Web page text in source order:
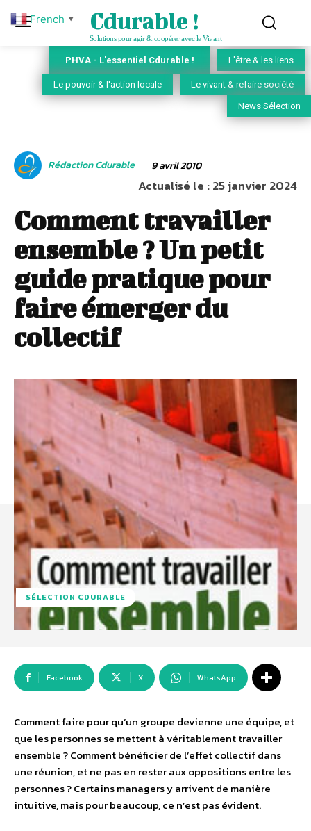
Cdurable !
Solutions pour agir & coopérer avec le Vivant
PHVA - L'essentiel Cdurable ! L'être & les liens
Le pouvoir & l'action locale Le vivant & refaire société
News Sélection
Rédaction Cdurable 9 avril 2010
Actualisé le :25 janvier 2024
Comment travailler
ensemble ? Un petit
guide pratique pour
faire émerger du
collectif
SÉLECTION CDURABLE
Facebook X WhatsApp
Comment faire pour qu’un groupe devienne une équipe, et
que les personnes se mettent à véritablement travailler
ensemble ? Comment bénéficier de l’effet collectif dans
une réunion, et ne pas en rester aux oppositions entre les
personnes ? Certains managers y arrivent de manière
intuitive, mais pour beaucoup, ce n’est pas évident.
French ▼